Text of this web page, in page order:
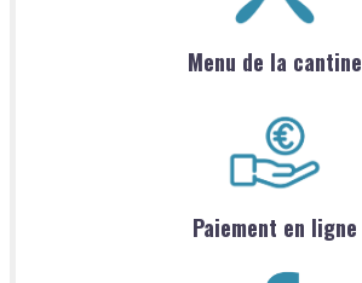
Menu de la cantine
Paiement en ligne